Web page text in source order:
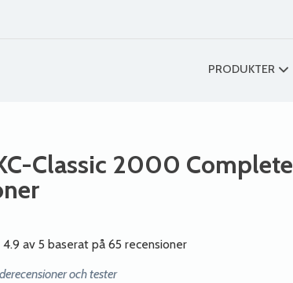
PRODUKTER
Classic 2000 Complete
4.9 av 5 baserat på 65 recensioner
och tester